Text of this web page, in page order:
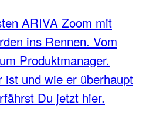
ARIVA Zoom mit
ins Rennen. Vom
Produktmanager.
ist und wie er überhaupt
Du jetzt hier.